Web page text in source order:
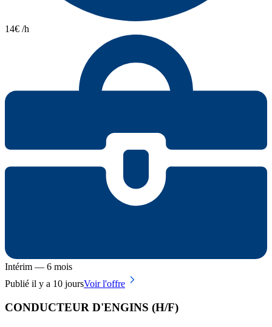
14€ /h
Intérim — 6 mois
Publié il y a 10 joursVoir l'offre
CONDUCTEUR D'ENGINS (H/F)